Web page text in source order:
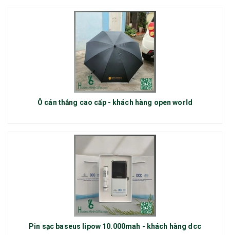
Ô cán thẳng cao cấp - khách hàng open world
Pin sạc baseus lipow 10.000mah - khách hàng dcc